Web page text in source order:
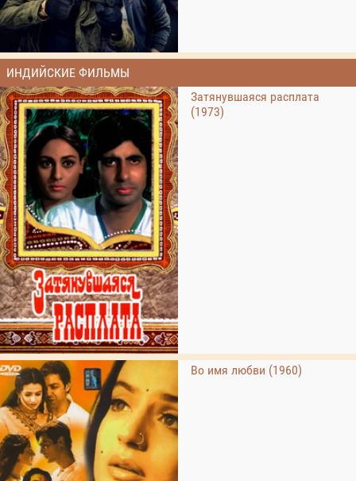
ИНДИЙСКИЕ ФИЛЬМЫ
Затянувшаяся расплата
(1973)
Во имя любви (1960)